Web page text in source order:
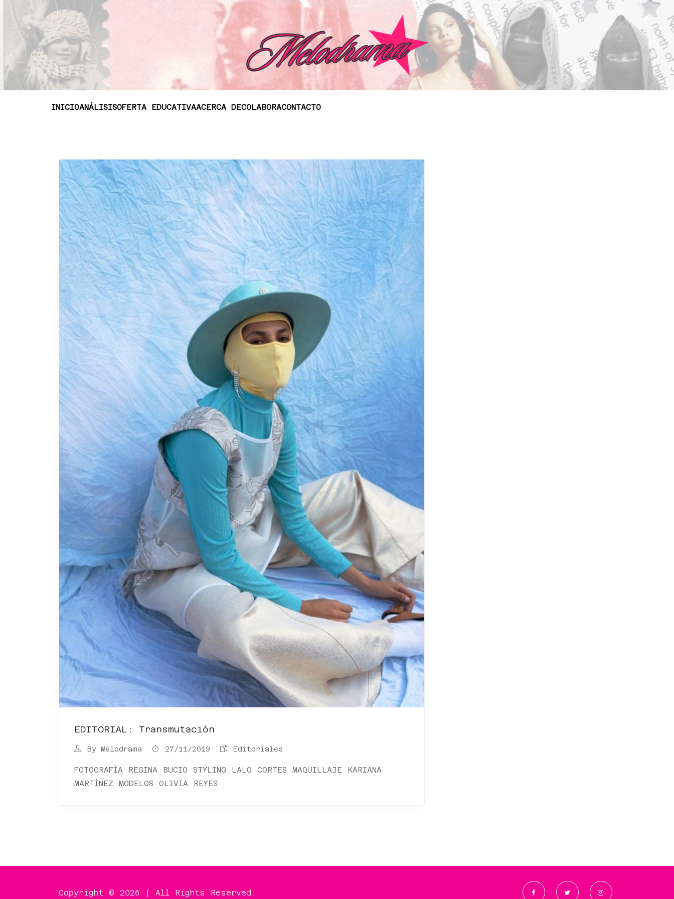
INICIOANÁLISISOFERTA EDUCATIVAACERCA DECOLABORACONTACTO
EDITORIAL: Transmutación
By Melodrama 27/11/2019 Editoriales
FOTOGRAFÍA REGINA BUCIO STYLING LALO CORTES MAQUILLAJE KARIANA
MARTÍNEZ MODELOS OLIVIA REYES
Copyright © 2026 | All Rights Reserved.